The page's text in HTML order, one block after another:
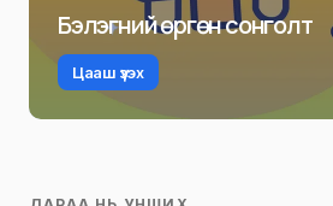
Бэлэгний өргөн сонголт
Цааш үзэх